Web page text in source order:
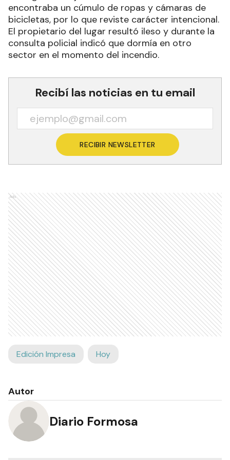
encontraba un cúmulo de ropas y cámaras de
bicicletas, por lo que reviste carácter intencional.
El propietario del lugar resultó ileso y durante la
consulta policial indicó que dormía en otro
sector en el momento del incendio.
Recibí las noticias en tu email
RECIBIR NEWSLETTER
Ads
Edición Impresa Hoy
Autor
Diario Formosa